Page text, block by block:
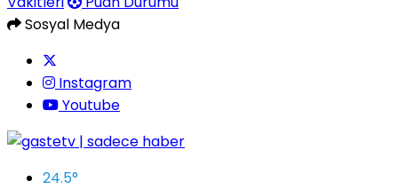
Sosyal Medya
Instagram
Youtube
24.5°